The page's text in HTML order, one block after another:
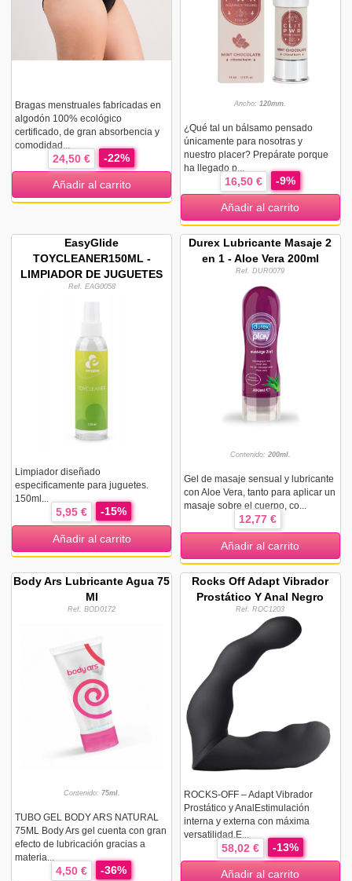
Bragas menstruales fabricadas en
algodón 100% ecológico
certificado, de gran absorbencia y
comodidad...
24,50 € -22%
Añadir al carrito
Ancho: 120mm.
¿Qué tal un bálsamo pensado
únicamente para nosotras y
nuestro placer? Prepárate porque
ha llegado p...
16,50 € -9%
Añadir al carrito
EasyGlide
TOYCLEANER150ML -
LIMPIADOR DE JUGUETES
Ref. EAG0058
Limpiador diseñado
especificamente para juguetes.
150ml...
5,95 € -15%
Añadir al carrito
Durex Lubricante Masaje 2
en 1 - Aloe Vera 200ml
Ref. DUR0079
Contenido: 200ml.
Gel de masaje sensual y lubricante
con Aloe Vera, tanto para aplicar un
masaje sobre el cuerpo, co...
12,77 €
Añadir al carrito
Body Ars Lubricante Agua 75
Ml
Ref. BOD0172
Contenido: 75ml.
TUBO GEL BODY ARS NATURAL
75ML Body Ars gel cuenta con gran
efecto de lubricación gracias a
materia...
4,50 € -36%
Rocks Off Adapt Vibrador
Prostático Y Anal Negro
Ref. ROC1203
ROCKS-OFF – Adapt Vibrador
Prostático y AnalEstimulación
interna y externa con máxima
versatilidad.E...
58,02 € -13%
Añadir al carrito